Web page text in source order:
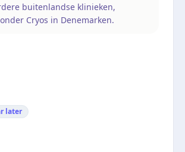
buitenlandse klinieken,
Cryos in Denemarken.
later